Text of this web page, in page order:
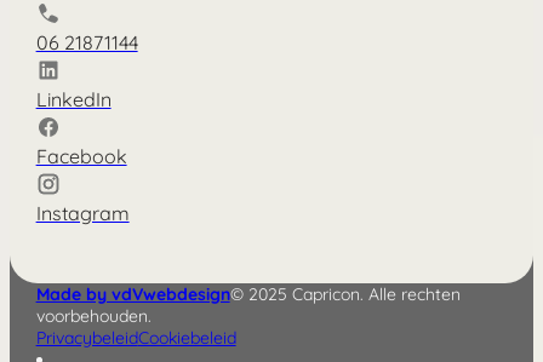
06 21871144
LinkedIn
Facebook
Instagram
Made by vdVwebdesign© 2025 Capricon. Alle rechten
voorbehouden.
PrivacybeleidCookiebeleid